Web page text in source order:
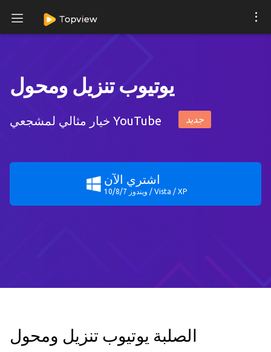
يوتيوب تنزيل ومحول
خيار مثالي لمشجعي YouTube جديد
اشتري الآن
ويندوز 10/8/7 / Vista / XP
الصلبة يوتيوب تنزيل ومحول